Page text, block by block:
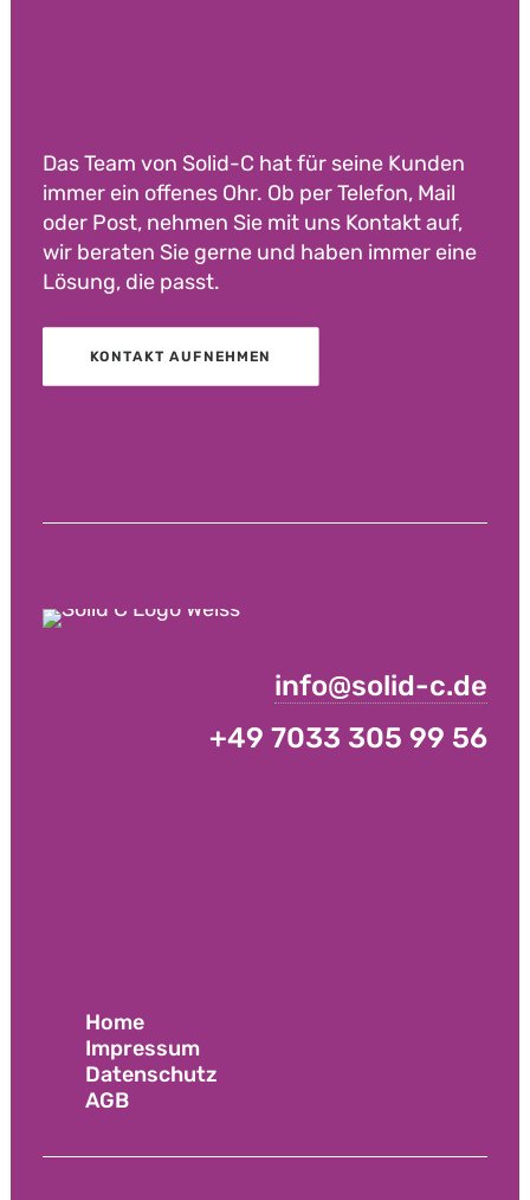
Das Team von Solid-C hat für seine Kunden
immer ein offenes Ohr. Ob per Telefon, Mail
oder Post, nehmen Sie mit uns Kontakt auf,
wir beraten Sie gerne und haben immer eine
Lösung, die passt.
KONTAKT AUFNEHMEN
info@solid-c.de
+49 7033 305 99 56
Home
Impressum
Datenschutz
AGB